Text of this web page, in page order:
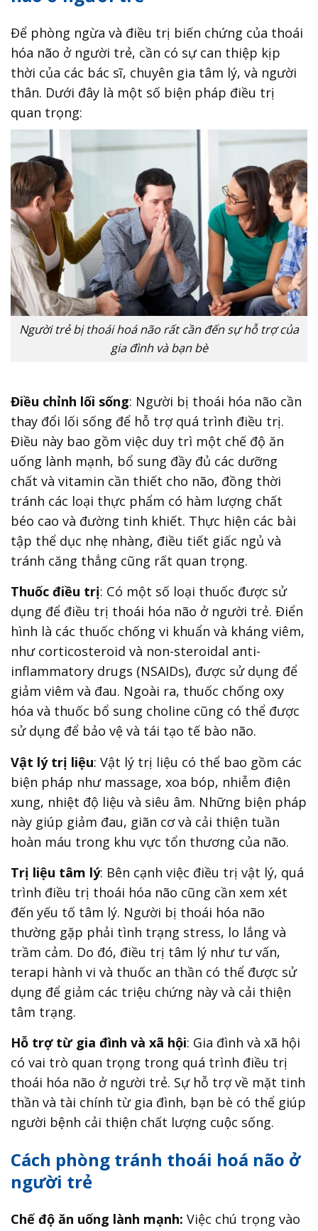
Để phòng ngừa và điều trị biến chứng của thoái
hóa não ở người trẻ, cần có sự can thiệp kịp
thời của các bác sĩ, chuyên gia tâm lý, và người
thân. Dưới đây là một số biện pháp điều trị
quan trọng:
Người trẻ bị thoái hoá não rất cần đến sự hỗ trợ của
gia đình và bạn bè
Điều chỉnh lối sống: Người bị thoái hóa não cần
thay đổi lối sống để hỗ trợ quá trình điều trị.
Điều này bao gồm việc duy trì một chế độ ăn
uống lành mạnh, bổ sung đầy đủ các dưỡng
chất và vitamin cần thiết cho não, đồng thời
tránh các loại thực phẩm có hàm lượng chất
béo cao và đường tinh khiết. Thực hiện các bài
tập thể dục nhẹ nhàng, điều tiết giấc ngủ và
tránh căng thẳng cũng rất quan trọng.
Thuốc điều trị: Có một số loại thuốc được sử
dụng để điều trị thoái hóa não ở người trẻ. Điển
hình là các thuốc chống vi khuẩn và kháng viêm,
như corticosteroid và non-steroidal anti-
inflammatory drugs (NSAIDs), được sử dụng để
giảm viêm và đau. Ngoài ra, thuốc chống oxy
hóa và thuốc bổ sung choline cũng có thể được
sử dụng để bảo vệ và tái tạo tế bào não.
Vật lý trị liệu: Vật lý trị liệu có thể bao gồm các
biện pháp như massage, xoa bóp, nhiễm điện
xung, nhiệt độ liệu và siêu âm. Những biện pháp
này giúp giảm đau, giãn cơ và cải thiện tuần
hoàn máu trong khu vực tổn thương của não.
Trị liệu tâm lý: Bên cạnh việc điều trị vật lý, quá
trình điều trị thoái hóa não cũng cần xem xét
đến yếu tố tâm lý. Người bị thoái hóa não
thường gặp phải tình trạng stress, lo lắng và
trầm cảm. Do đó, điều trị tâm lý như tư vấn,
terapi hành vi và thuốc an thần có thể được sử
dụng để giảm các triệu chứng này và cải thiện
tâm trạng.
Hỗ trợ từ gia đình và xã hội: Gia đình và xã hội
có vai trò quan trọng trong quá trình điều trị
thoái hóa não ở người trẻ. Sự hỗ trợ về mặt tinh
thần và tài chính từ gia đình, bạn bè có thể giúp
người bệnh cải thiện chất lượng cuộc sống.
Cách phòng tránh thoái hoá não ở
người trẻ
Chế độ ăn uống lành mạnh: Việc chú trọng vào